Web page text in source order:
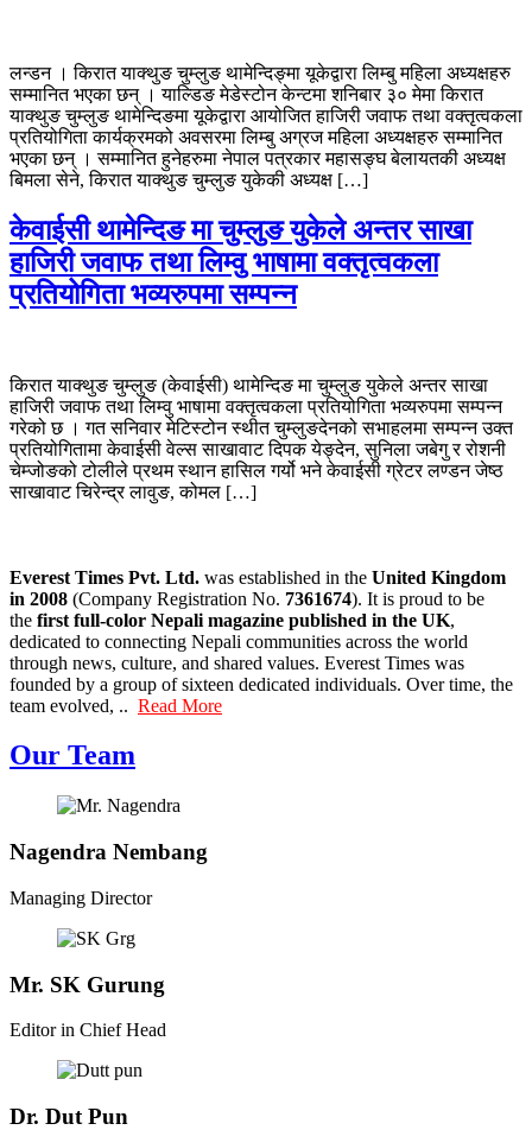
लन्डन । किरात याक्थुङ चुम्लुङ थामेन्दिङ्मा यूकेद्वारा लिम्बु महिला अध्यक्षहरु
सम्मानित भएका छन् । याल्डिङ मेडेस्टोन केन्टमा शनिबार ३० मेमा किरात
याक्थुङ चुम्लुङ थामेन्दिङमा यूकेद्वारा आयोजित हाजिरी जवाफ तथा वक्तृत्वकला
प्रतियोगिता कार्यक्रमको अवसरमा लिम्बु अग्रज महिला अध्यक्षहरु सम्मानित
भएका छन् । सम्मानित हुनेहरुमा नेपाल पत्रकार महासङ्घ बेलायतकी अध्यक्ष
बिमला सेने, किरात याक्थुङ चुम्लुङ युकेकी अध्यक्ष […]
केवाईसी थामेन्दिङ मा चुम्लुङ युकेले अन्तर साखा
हाजिरी जवाफ तथा लिम्वु भाषामा वक्तृत्वकला
प्रतियोगिता भव्यरुपमा सम्पन्न
किरात याक्थुङ चुम्लुङ (केवाईसी) थामेन्दिङ मा चुम्लुङ युकेले अन्तर साखा
हाजिरी जवाफ तथा लिम्वु भाषामा वक्तृत्वकला प्रतियोगिता भव्यरुपमा सम्पन्न
गरेको छ । गत सनिवार मेटिस्टोन स्थीत चुम्लुङदेनको सभाहलमा सम्पन्न उक्त
प्रतियोगितामा केवाईसी वेल्स साखावाट दिपक येङ्देन, सुनिला जबेगु र रोशनी
चेम्जोङको टोलीले प्रथम स्थान हासिल गर्यो भने केवाईसी ग्रेटर लण्डन जेष्ठ
साखावाट चिरेन्द्र लावुङ, कोमल […]
Everest Times Pvt. Ltd. was established in the United Kingdom
in 2008 (Company Registration No. 7361674). It is proud to be
the first full-color Nepali magazine published in the UK,
dedicated to connecting Nepali communities across the world
through news, culture, and shared values. Everest Times was
founded by a group of sixteen dedicated individuals. Over time, the
team evolved, .. Read More
Our Team
Nagendra Nembang
Managing Director
Mr. SK Gurung
Editor in Chief Head
Dr. Dut Pun